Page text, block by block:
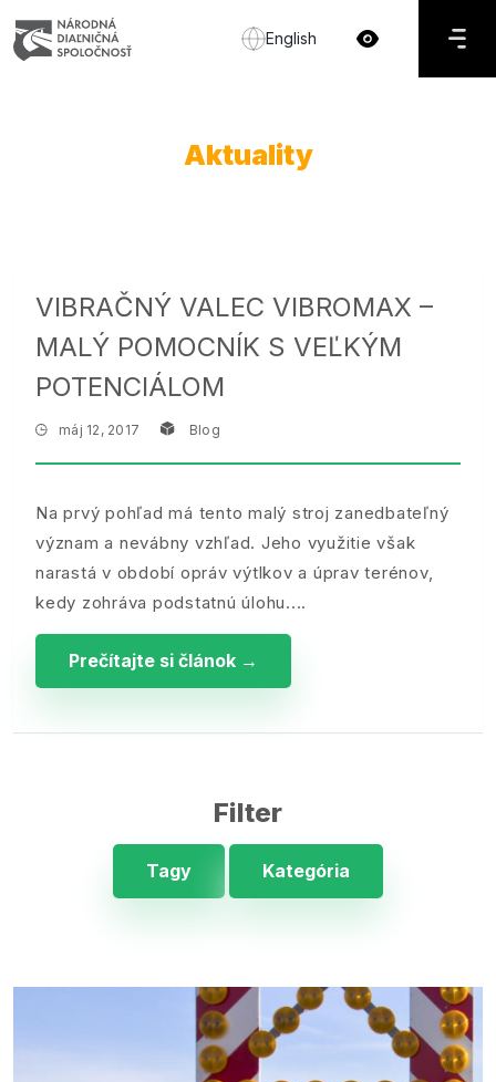
English
Aktuality
VIBRAČNÝ VALEC VIBROMAX –
MALÝ POMOCNÍK S VEĽKÝM
POTENCIÁLOM
máj 12, 2017 Blog
Na prvý pohľad má tento malý stroj zanedbateľný
význam a nevábny vzhľad. Jeho využitie však
narastá v období opráv výtlkov a úprav terénov,
kedy zohráva podstatnú úlohu.
Prečítajte si článok →
Filter
Tagy Kategória